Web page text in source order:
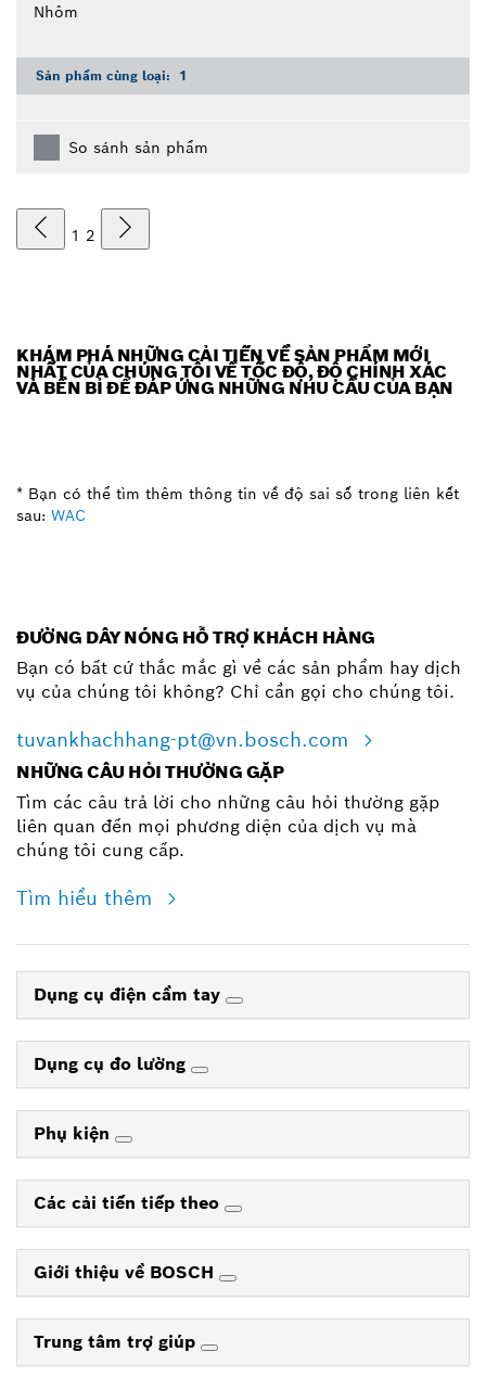
Nhôm
Sản phẩm cùng loại: 1
So sánh sản phẩm
1 2
KHÁM PHÁ NHỮNG CẢI TIẾN VỀ SẢN PHẨM MỚI
NHẤT CỦA CHÚNG TÔI VỀ TỐC ĐỘ, ĐỘ CHÍNH XÁC
VÀ BỀN BỈ ĐỂ ĐÁP ỨNG NHỮNG NHU CẦU CỦA BẠN
* Bạn có thể tìm thêm thông tin về độ sai số trong liên kết
sau: WAC
ĐƯỜNG DÂY NÓNG HỖ TRỢ KHÁCH HÀNG
Bạn có bất cứ thắc mắc gì về các sản phẩm hay dịch
vụ của chúng tôi không? Chỉ cần gọi cho chúng tôi.
tuvankhachhang-pt@vn.bosch.com
NHỮNG CÂU HỎI THƯỜNG GẶP
Tìm các câu trả lời cho những câu hỏi thường gặp
liên quan đến mọi phương diện của dịch vụ mà
chúng tôi cung cấp.
Tìm hiểu thêm
Dụng cụ điện cầm tay
Dụng cụ đo lường
Phụ kiện
Các cải tiến tiếp theo
Giới thiệu về BOSCH
Trung tâm trợ giúp